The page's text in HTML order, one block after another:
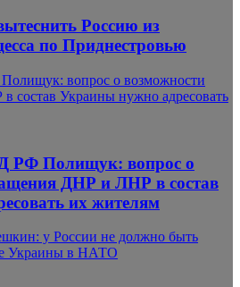
Россию из
по Приднестровью
вопрос о возможности
состав Украины нужно адресовать
РФ Полищук: вопрос о
ДНР и ЛНР в состав
их жителям
у России не должно быть
Украины в НАТО